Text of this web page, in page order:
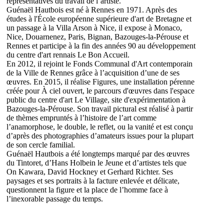
Guénaël Hautbois est né à Rennes en 1971. Après des
études à l'École européenne supérieure d'art de Bretagne et
un passage à la Villa Arson à Nice, il expose à Monaco,
Nice, Douarnenez, Paris, Bignan, Bazouges-la-Pérouse et
Rennes et participe à la fin des années 90 au développement
du centre d'art rennais Le Bon Accueil.
En 2012, il rejoint le Fonds Communal d'Art contemporain
de la Ville de Rennes grâce à l’acquisition d’une de ses
œuvres. En 2015, il réalise Figures, une installation pérenne
créée pour À ciel ouvert, le parcours d'œuvres dans l'espace
public du centre d'art Le Village, site d'expérimentation à
Bazouges-la-Pérouse. Son travail pictural est réalisé à partir
de thèmes empruntés à l’histoire de l’art comme
l’anamorphose, le double, le reflet, ou la vanité et est conçu
d’après des photographies d’amateurs issues pour la plupart
de son cercle familial.
Guénaël Hautbois a été longtemps marqué par des œuvres
du Tintoret, d’Hans Holbein le Jeune et d’artistes tels que
On Kawara, David Hockney et Gerhard Richter. Ses
paysages et ses portraits à la facture enlevée et délicate,
questionnent la figure et la place de l’homme face à
l’inexorable passage du temps.